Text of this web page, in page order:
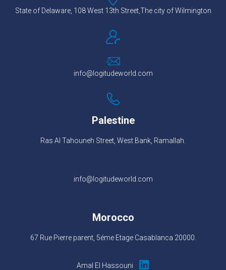
State of Delaware, 108 West 13th Street,The city of Wilmington
info@logitudeworld.com
Palestine
Ras Al Tahouneh Street, West Bank, Ramallah.
info@logitudeworld.com
Morocco
67 Rue Pierre parent, 5éme Etage Casablanca 20000.
Amal El Hassouni